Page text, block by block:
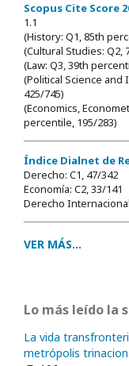
Scopus Cite Score
1.1
(History: Q1, 85th
(Cultural Studies: Q2,
(Law: Q3, 39th
(Political Science
425/745)
(Economics,
percentile, 195/283)
Índice Dialnet de
Derecho: C1, 47/342
Economía: C2, 33/141
Derecho
VER MÁS...
Lo más leído la
La vida
metrópolis